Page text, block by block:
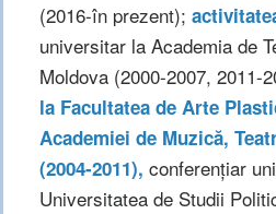
(2016-în prezent);
universitar la Academia de
Moldova (2000-2007, 2011-
la Facultatea de Arte
Academiei de Muzică,
(2004-2011),conferențiar
Universitatea de Studii